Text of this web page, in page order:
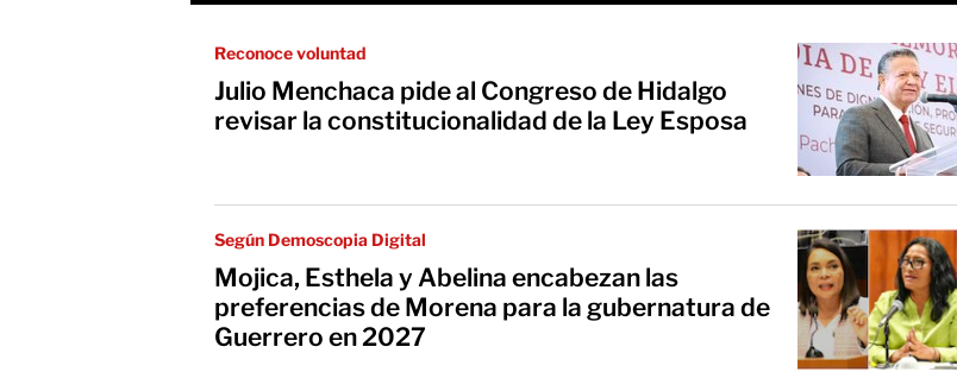
Reconoce voluntad
Julio Menchaca pide al Congreso de Hidalgo
revisar la constitucionalidad de la Ley Esposa
Según Demoscopia Digital
Mojica, Esthela y Abelina encabezan las
preferencias de Morena para la gubernatura de
Guerrero en 2027